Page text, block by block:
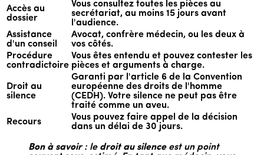
Accès au
dossier
Vous consultez toutes les pièces au
secrétariat, au moins 15 jours avant
l'audience.
Assistance
d'un conseil
Avocat, confrère médecin, ou les deux à
vos côtés.
Procédure
contradictoire
Vous êtes entendu et pouvez contester les
pièces et arguments à charge.
Droit au
silence
Garanti par l'article 6 de la Convention
européenne des droits de l'homme
(CEDH). Votre silence ne peut pas être
traité comme un aveu.
Recours
Vous pouvez faire appel de la décision
dans un délai de 30 jours.
Bon à savoir: le droit au silenceest un point